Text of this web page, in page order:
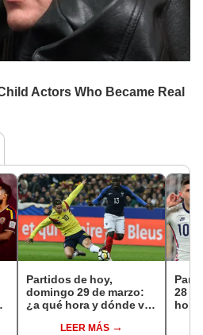
Partidos de hoy,
domingo 29 de marzo:
¿a qué hora y dónde ver
LEER MÁS
28
hora